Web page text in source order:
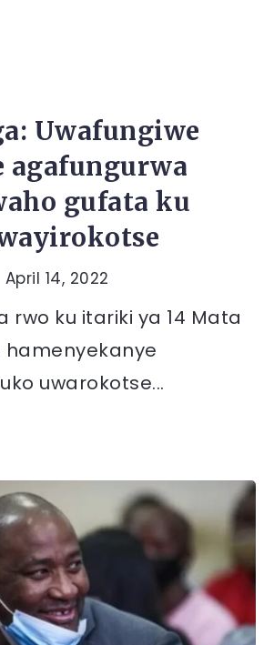
Uwafungiwe
agafungurwa
gufata ku
April 14, 2022
rwo ku itariki ya 14 Mata
hamenyekanye
uwarokotse...